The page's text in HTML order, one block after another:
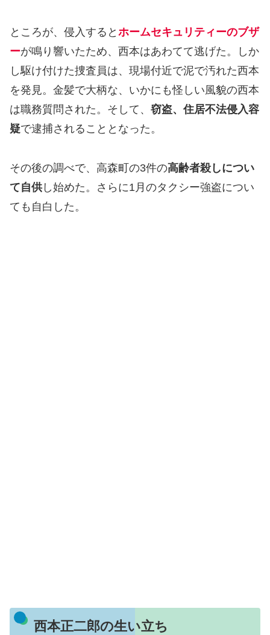
ところが、侵入すると ホームセキュリティーのブザ
ーが鳴り響いたため、西本はあわてて逃げた。しか
し駆け付けた捜査員は、現場付近で泥で汚れた西本
を発見。金髪で大柄な、いかにも怪しい風貌の西本
は職務質問された。そして、 窃盗、住居不法侵入容
疑で逮捕されることとなった。
その後の調べで、高森町の3件の高齢者殺しについ
て自供し始めた。さらに1月のタクシー強盗につい
ても自白した。
西本正二郎の生い立ち